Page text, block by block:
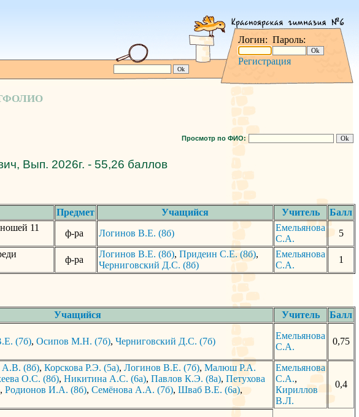
Логин: Пароль:
Регистрация
Просмотр по ФИО:
Вып. 2026г. - 55,26 баллов
Предмет Учащийся Учитель
Балл
11
ф-ра Логинов В.Е. (8б)
Емельянова
С.А.
5
ф-ра
Логинов В.Е. (8б), Придеин С.Е. (8б),
Черниговский Д.С. (8б)
Емельянова
С.А.
1
Учащийся Учитель Балл
(7б), Осипов М.Н. (7б), Черниговский Д.С. (7б)
Емельянова
С.А.
0,75
А.В. (8б), Корскова Р.Э. (5а), Логинов В.Е. (7б), Малюш Р.А.
О.С. (8б), Никитина А.С. (6а), Павлов К.Э. (8а), Петухова
, Родионов И.А. (8б), Семёнова А.А. (7б), Шваб В.Е. (6а),
Емельянова
С.А.,
Кириллов
В.Л.
0,4